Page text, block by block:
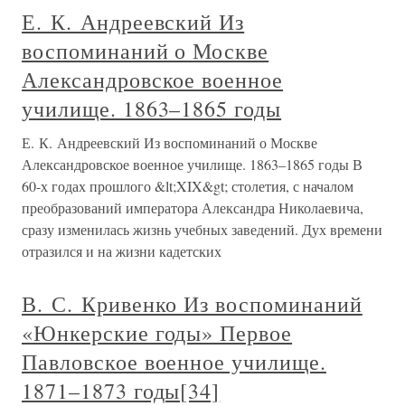
Е. К. Андреевский Из
воспоминаний о Москве
Александровское военное
училище. 1863–1865 годы
Е. К. Андреевский Из воспоминаний о Москве
Александровское военное училище. 1863–1865 годы В
60-х годах прошлого &lt;XIX&gt; столетия, с началом
преобразований императора Александра Николаевича,
сразу изменилась жизнь учебных заведений. Дух времени
отразился и на жизни кадетских
В. С. Кривенко Из воспоминаний
«Юнкерские годы» Первое
Павловское военное училище.
1871–1873 годы[34]